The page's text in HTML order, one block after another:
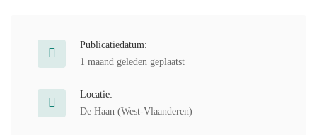
Publicatiedatum:
1 maand geleden geplaatst
Locatie:
De Haan (West-Vlaanderen)